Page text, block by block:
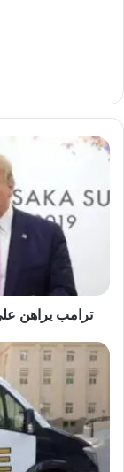
ترامب
يراهن
تقليص
بوتين
ترامب يراهن
الداخلية
تضبط
سائق
"توك
توك"
اعتدى
على